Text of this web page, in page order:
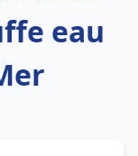
eau